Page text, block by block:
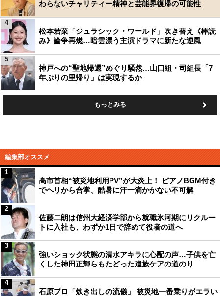
わらないチャリティー精神と芸能界復帰の可能性
松本若菜「ジュラシック・ワールド」吹き替え《棒読
み》論争再燃…暗雲漂う主演ドラマに新たな逆風
4
神戸への“聖地帰還”めぐり騒然…山口組・司組長「7
年ぶりの里帰り」は実現するか
5
もっとみる
編集部オススメ
高市首相“被災地利用PV”が大炎上！ ピアノBGM付き
でヘリから合掌、酷暑に汗一滴かかない不可解
1
佐藤二朗は信州大経済学部から就職氷河期にリクルー
トに入社も、わずか1日で辞めて役者の道へ
2
強いショック状態の清水アキラに心配の声…子供を亡
くした神田正輝らもたどった遺族ケアの道のり
3
石原プロ「炊き出しの流儀」 被災地一番乗りがエラい
4